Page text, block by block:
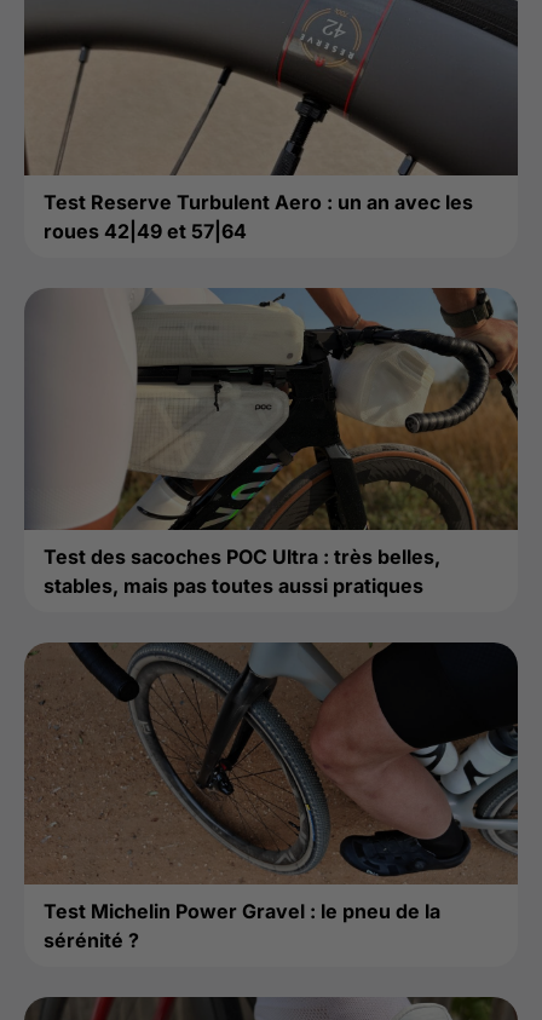
Test Reserve Turbulent Aero : un an avec les
roues 42|49 et 57|64
Test des sacoches POC Ultra : très belles,
stables, mais pas toutes aussi pratiques
Test Michelin Power Gravel : le pneu de la
sérénité ?